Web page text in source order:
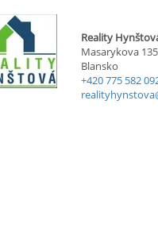
Reality
Masarykova
Blansko
+420 775 582